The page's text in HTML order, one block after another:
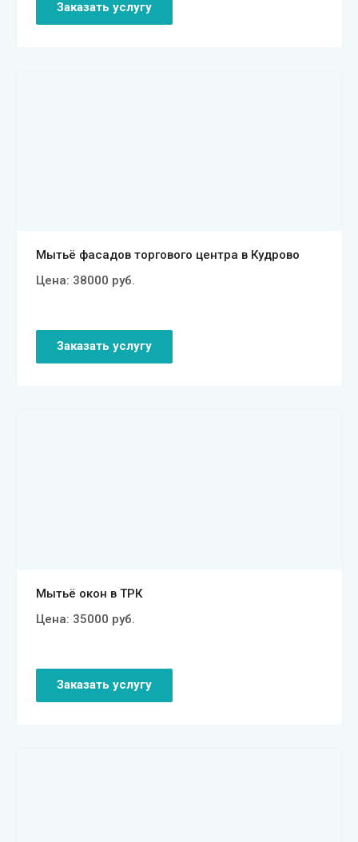
Заказать услугу
Мытьё фасадов торгового центра в Кудрово
Цена: 38000 руб.
Заказать услугу
Мытьё окон в ТРК
Цена: 35000 руб.
Заказать услугу